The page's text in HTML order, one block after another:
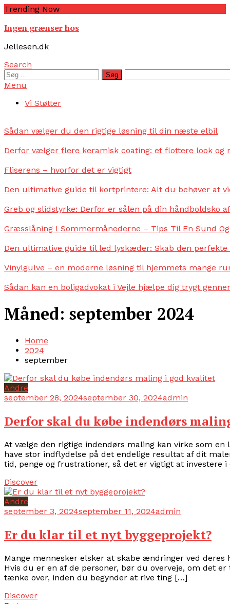
Skip
Content
Trending Now
Ingen grænser hos
Jellesen.dk
Search
Søg
efter:
Menu
Vi Støtter
Sådan vælger du den rigtige løsning til din næste elbil
Derfor vælger flere keramisk coating: et flottere look og
Fliserens – hvorfor det er vigtigt
Den ultimative guide til kortprintere: Alt du behøver at
Greb og slidstyrke: Derfor er sålen på din håndboldsko
Græsslåning I Sommermånederne – Tips Til En Sund
Den ultimative guide til led lyskæder: Skab den perfekte
Vinylgulve – en moderne løsning til hjemmets mange
Sådan kan en boligadvokat i Vejle hjælpe dig trygt
Måned: september 2024
Home
2024
september
Andre
september 28, 2024september 30, 2024admin
Derfor skal du købe indendørs
At vælge den rigtige indendørs maling kan virke som
have stor indflydelse på det endelige resultat af dit
tid, penge og frustrationer, så det er vigtigt at investere
Discover
Andre
september 3, 2024september 11, 2024admin
Er du klar til et nyt byggeprojekt?
Mange mennesker elsker at skabe ændringer ved
Hvis du er en af de personer, bør du overveje, om det
tænke over, inden du begynder at rive ting […]
Discover